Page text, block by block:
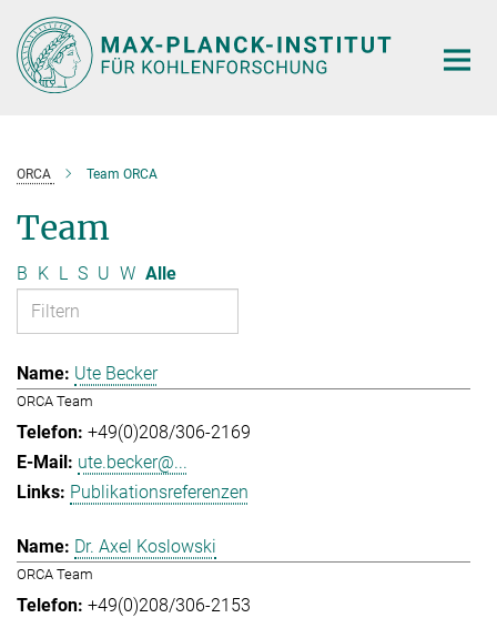
Hauptinhalt
ORCA Team ORCA
Team
B K L S U W Alle
Ute Becker
ORCA Team
+49(0)208/306-2169
ute.becker@...
Publikationsreferenzen
Dr. Axel Koslowski
ORCA Team
+49(0)208/306-2153